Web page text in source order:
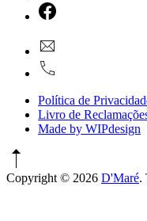
New
Window
Window
Política de
Livro de
Made by WIPdesign
Copyright © 2026 D'Maré.